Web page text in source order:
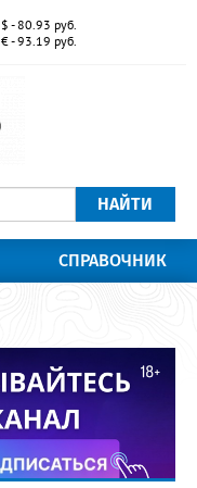
$ - 80.93 руб.
€ - 93.19 руб.
НАЙТИ
СПРАВОЧНИК